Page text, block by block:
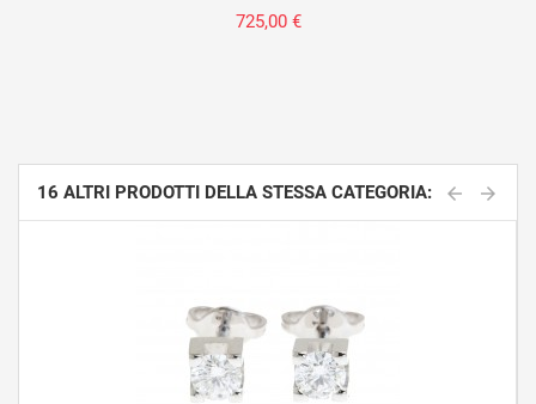
725,00 €
16 ALTRI PRODOTTI DELLA STESSA CATEGORIA: